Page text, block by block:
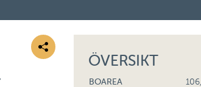
ÖVERSIKT
BOAREA